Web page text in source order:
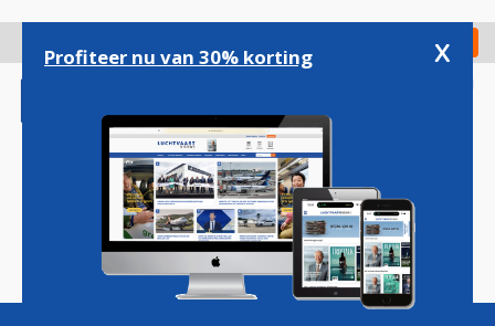
gaan
Check in
Magazine Podcasts Vacatures
Profiteer nu van 30% korting x